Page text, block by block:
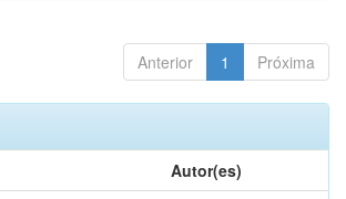
Anterior 1 Próxima
Autor(es)